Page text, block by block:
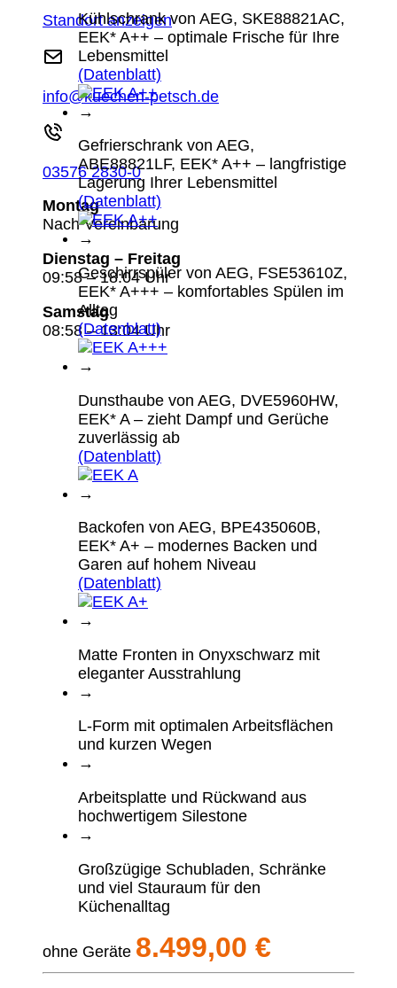
Standort anzeigen
info@kuechen-petsch.de
03576 2830-0
Montag
Nach Vereinbarung
Dienstag – Freitag
09:58 – 18:04 Uhr
Samstag
08:58 – 13:04 Uhr
Kühlschrank von AEG, SKE88821AC,
EEK* A++ – optimale Frische für Ihre
Lebensmittel
(Datenblatt)
→
Gefrierschrank von AEG,
ABE88821LF, EEK* A++ – langfristige
Lagerung Ihrer Lebensmittel
(Datenblatt)
→
Geschirrspüler von AEG, FSE53610Z,
EEK* A+++ – komfortables Spülen im
Alltag
(Datenblatt)
→
Dunsthaube von AEG, DVE5960HW,
EEK* A – zieht Dampf und Gerüche
zuverlässig ab
(Datenblatt)
→
Backofen von AEG, BPE435060B,
EEK* A+ – modernes Backen und
Garen auf hohem Niveau
(Datenblatt)
→
Matte Fronten in Onyxschwarz mit
eleganter Ausstrahlung
→
L-Form mit optimalen Arbeitsflächen
und kurzen Wegen
→
Arbeitsplatte und Rückwand aus
hochwertigem Silestone
→
Großzügige Schubladen, Schränke
und viel Stauraum für den
Küchenalltag
ohne Geräte 8.499,00 €